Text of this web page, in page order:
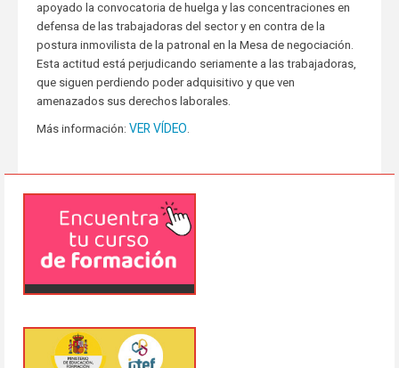
apoyado la convocatoria de huelga y las concentraciones en
defensa de las trabajadoras del sector y en contra de la
postura inmovilista de la patronal en la Mesa de negociación.
Esta actitud está perjudicando seriamente a las trabajadoras,
que siguen perdiendo poder adquisitivo y que ven
amenazados sus derechos laborales.
Más información: VER VÍDEO.